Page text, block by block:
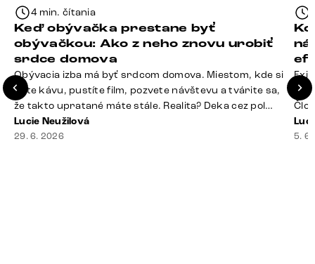
4 min. čítania
Keď obývačka prestane byť
obývačkou: Ako z neho znovu urobiť
srdce domova
Obývacia izba má byť srdcom domova. Miestom, kde si
dáte kávu, pustíte film, pozvete návštevu a tvárite sa,
že takto upratané máte stále. Realita? Deka cez pol
sedačky, ovládač záhadne zmizol, konferenčný stolík
slúži ako odkladisko všetkého od účteniek po balzam
Lucie Neužilová
29. 6. 2026
si
5.